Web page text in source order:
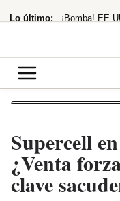
al Lo último:
¡Acusa una
Supercell
¿Venta
clave